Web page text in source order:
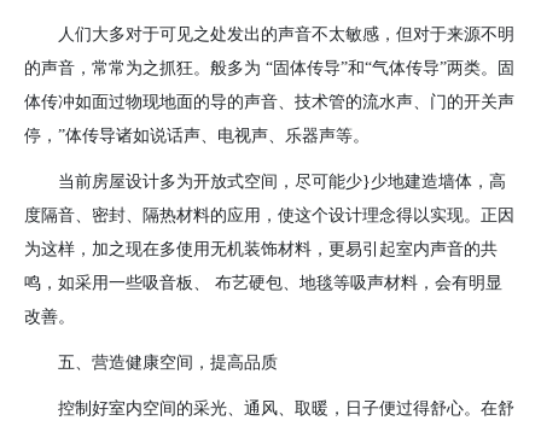
人们大多对于可见之处发出的声音不太敏感，但对于来源不明
的声音，常常为之抓狂。般多为 “固体传导”和“气体传导”两类。固
体传冲如面过物现地面的导的声音、技术管的流水声、门的开关声
停，”体传导诸如说话声、电视声、乐器声等。
当前房屋设计多为开放式空间，尽可能少}少地建造墙体，高
度隔音、密封、隔热材料的应用，使这个设计理念得以实现。正因
为这样，加之现在多使用无机装饰材料，更易引起室内声音的共
鸣，如采用一些吸音板、 布艺硬包、地毯等吸声材料，会有明显
改善。
五、营造健康空间，提高品质
控制好室内空间的采光、通风、取暖，日子便过得舒心。在舒